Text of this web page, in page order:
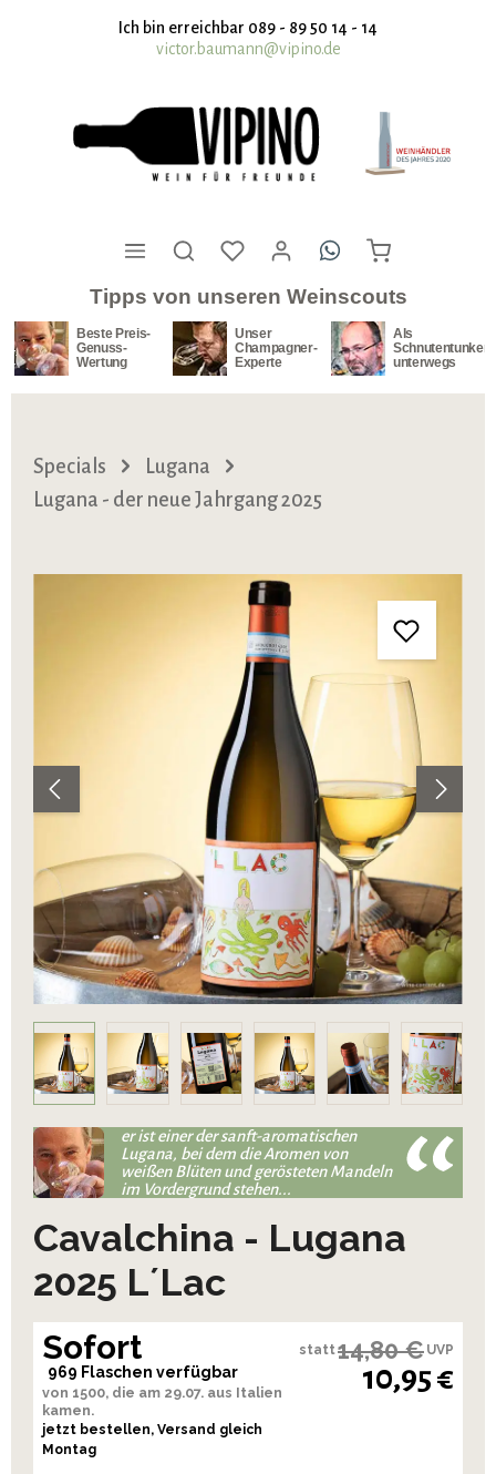
springenIch bin erreichbar 089 - 89 50 14 - 14
victor.baumann@vipino.de
Tipps von unseren Weinscouts
Beste Preis-
Genuss-
Wertung
Unser
Champagner-
Experte
Als
Schnutentunker
unterwegs
Specials
Lugana
Lugana - der neue Jahrgang 2025
Bildergalerie überspringen
er ist einer der sanft-aromatischen
Lugana, bei dem die Aromen von
weißen Blüten und gerösteten Mandeln
im Vordergrund stehen...
Cavalchina - Lugana
2025 L´Lac
Sofort
969 Flaschen verfügbar
von 1500, die am 29.07. aus Italien
kamen.
jetzt bestellen, Versand gleich
Montag
statt14,80 € UVP
10,95 €